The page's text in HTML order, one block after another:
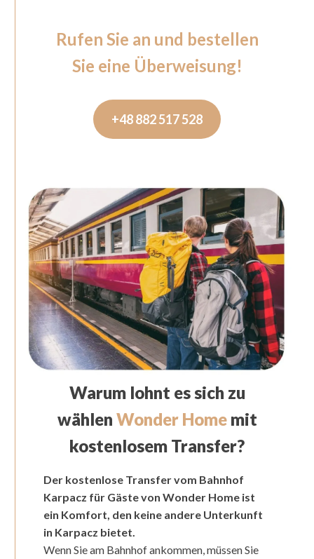
Rufen Sie an und bestellen
Sie eine Überweisung!
+48 882 517 528
Warum lohnt es sich zu
wählen Wonder Homemit
kostenlosem Transfer?
Der kostenlose Transfer vom Bahnhof
Karpacz für Gäste von Wonder Home ist
ein Komfort, den keine andere Unterkunft
in Karpacz bietet.
Wenn Sie am Bahnhof ankommen, müssen Sie